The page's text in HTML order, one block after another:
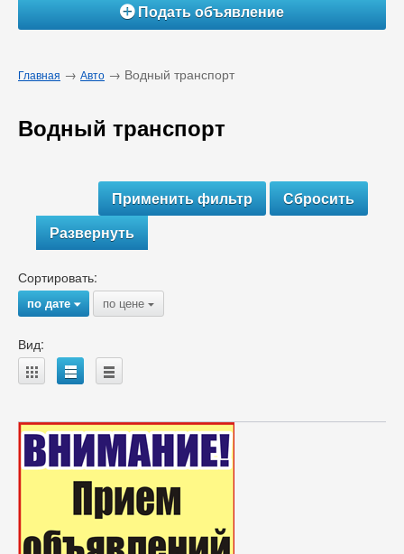
ÁПодать объявление
Главная → Авто → Водный транспорт
Водный транспорт
Развернуть
Сортировать:
по дате{ по цене {
Вид:
A B C